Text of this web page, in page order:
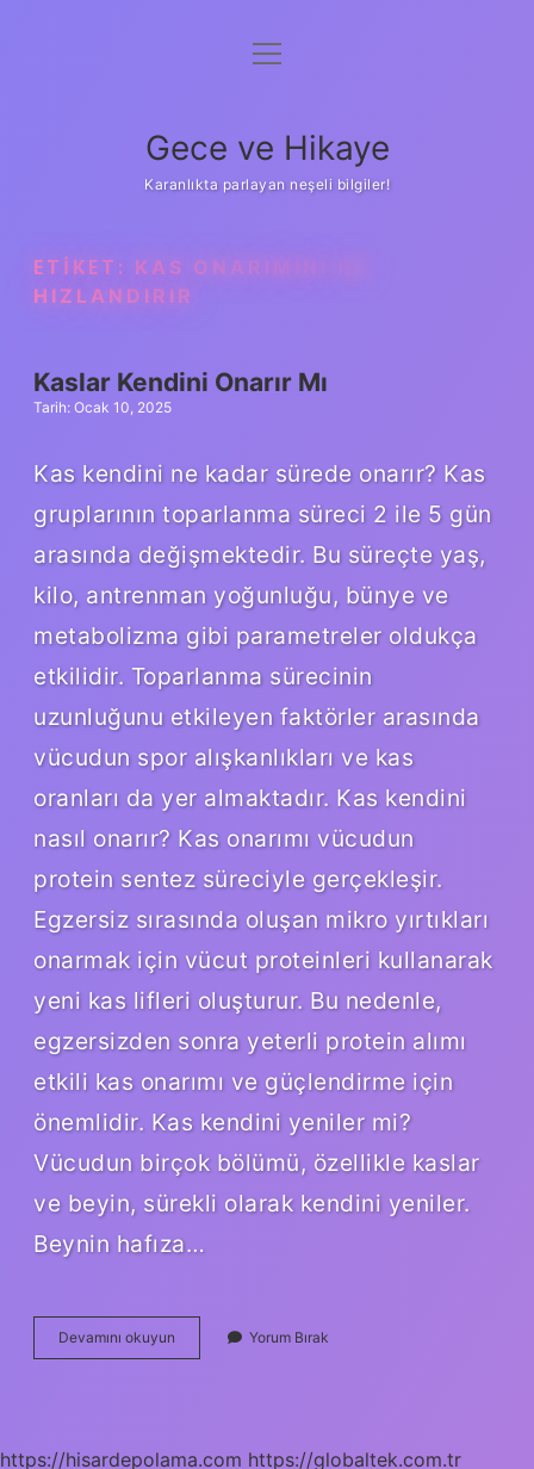
Anasayfa
Yasal Uyarı
menüyü
Gece ve Hikaye
Karanlıkta parlayan neşeli bilgiler!
ETIKET: KAS ONARIMINI NE
HIZLANDIRIR
Kaslar Kendini Onarır Mı
Tarih: Ocak 10, 2025
Kas kendini ne kadar sürede onarır? Kas
gruplarının toparlanma süreci 2 ile 5 gün
arasında değişmektedir. Bu süreçte yaş,
kilo, antrenman yoğunluğu, bünye ve
metabolizma gibi parametreler oldukça
etkilidir. Toparlanma sürecinin
uzunluğunu etkileyen faktörler arasında
vücudun spor alışkanlıkları ve kas
oranları da yer almaktadır. Kas kendini
nasıl onarır? Kas onarımı vücudun
protein sentez süreciyle gerçekleşir.
Egzersiz sırasında oluşan mikro yırtıkları
onarmak için vücut proteinleri kullanarak
yeni kas lifleri oluşturur. Bu nedenle,
egzersizden sonra yeterli protein alımı
etkili kas onarımı ve güçlendirme için
önemlidir. Kas kendini yeniler mi?
Vücudun birçok bölümü, özellikle kaslar
ve beyin, sürekli olarak kendini yeniler.
Beynin hafıza…
Devamını okuyun
Kendini
Yorum Bırak
https://hisardepolama.com https://globaltek.com.tr